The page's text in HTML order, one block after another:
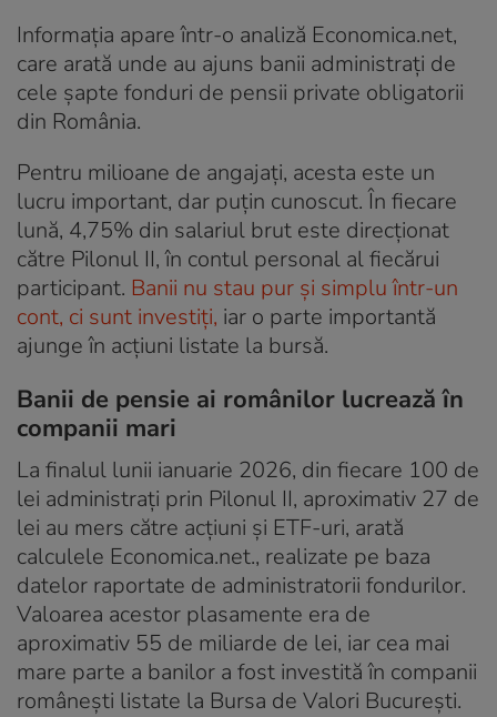
Informația apare într-o analiză Economica.net,
care arată unde au ajuns banii administrați de
cele șapte fonduri de pensii private obligatorii
din România.
Pentru milioane de angajați, acesta este un
lucru important, dar puțin cunoscut. În fiecare
lună, 4,75% din salariul brut este direcționat
către Pilonul II, în contul personal al fiecărui
participant. Banii nu stau pur și simplu într-un
cont, ci sunt investiți, iar o parte importantă
ajunge în acțiuni listate la bursă.
Banii de pensie ai românilor lucrează în
companii mari
La finalul lunii ianuarie 2026, din fiecare 100 de
lei administrați prin Pilonul II, aproximativ 27 de
lei au mers către acțiuni și ETF-uri, arată
calculele Economica.net., realizate pe baza
datelor raportate de administratorii fondurilor.
Valoarea acestor plasamente era de
aproximativ 55 de miliarde de lei, iar cea mai
mare parte a banilor a fost investită în companii
românești listate la Bursa de Valori București.